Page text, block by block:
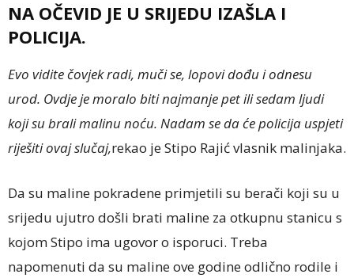
NA OČEVID JE U SRIJEDU IZAŠLA I
POLICIJA.
Evo vidite čovjek radi, muči se, lopovi dođu i odnesu
urod. Ovdje je moralo biti najmanje pet ili sedam ljudi
koji su brali malinu noću. Nadam se da će policija uspjeti
riješiti ovaj slučaj,rekao je Stipo Rajić vlasnik malinjaka.
Da su maline pokradene primjetili su berači koji su u
srijedu ujutro došli brati maline za otkupnu stanicu s
kojom Stipo ima ugovor o isporuci. Treba
napomenuti da su maline ove godine odlično rodile i